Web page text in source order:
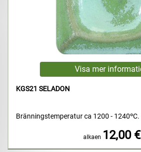
KGS21 SELADON
Bränningstemperatur ca 1200 - 1240ºC.
alkaen 12,00 €